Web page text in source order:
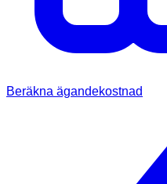
Beräkna ägandekostnad